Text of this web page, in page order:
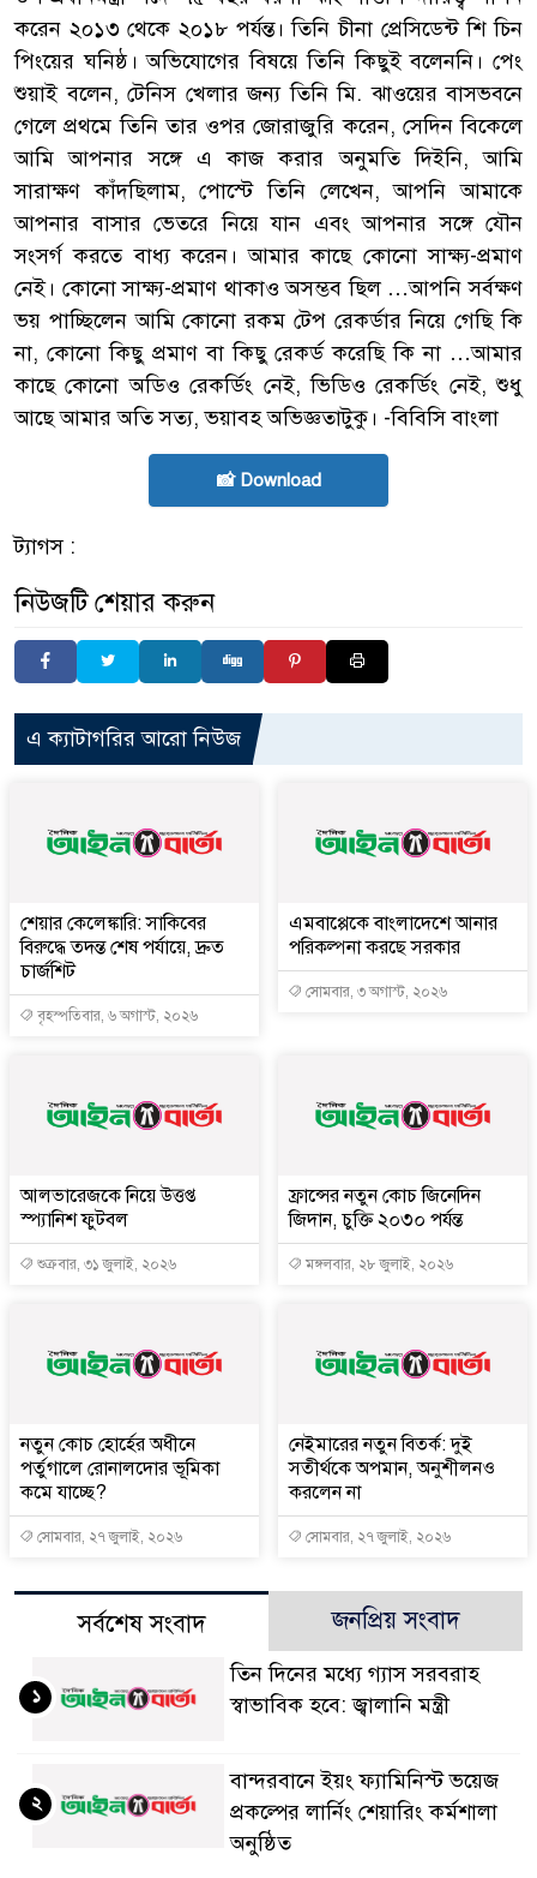
করেন ২০১৩ থেকে ২০১৮ পর্যন্ত। তিনি চীনা প্রেসিডেন্ট শি চিন
পিংয়ের ঘনিষ্ঠ। অভিযোগের বিষয়ে তিনি কিছুই বলেননি। পেং
শুয়াই বলেন, টেনিস খেলার জন্য তিনি মি. ঝাওয়ের বাসভবনে
গেলে প্রথমে তিনি তার ওপর জোরাজুরি করেন, সেদিন বিকেলে
আমি আপনার সঙ্গে এ কাজ করার অনুমতি দিইনি, আমি
সারাক্ষণ কাঁদছিলাম, পোস্টে তিনি লেখেন, আপনি আমাকে
আপনার বাসার ভেতরে নিয়ে যান এবং আপনার সঙ্গে যৌন
সংসর্গ করতে বাধ্য করেন। আমার কাছে কোনো সাক্ষ্য-প্রমাণ
নেই। কোনো সাক্ষ্য-প্রমাণ থাকাও অসম্ভব ছিল …আপনি সর্বক্ষণ
ভয় পাচ্ছিলেন আমি কোনো রকম টেপ রেকর্ডার নিয়ে গেছি কি
না, কোনো কিছু প্রমাণ বা কিছু রেকর্ড করেছি কি না …আমার
কাছে কোনো অডিও রেকর্ডিং নেই, ভিডিও রেকর্ডিং নেই, শুধু
আছে আমার অতি সত্য, ভয়াবহ অভিজ্ঞতাটুকু। -বিবিসি বাংলা
📸 Download
ট্যাগস :
নিউজটি শেয়ার করুন
এ ক্যাটাগরির আরো নিউজ
শেয়ার কেলেঙ্কারি: সাকিবের
বিরুদ্ধে তদন্ত শেষ পর্যায়ে, দ্রুত
চার্জশিট
বৃহস্পতিবার, ৬ অগাস্ট, ২০২৬
এমবাপ্পেকে বাংলাদেশে আনার
পরিকল্পনা করছে সরকার
সোমবার, ৩ অগাস্ট, ২০২৬
আলভারেজকে নিয়ে উত্তপ্ত
স্প্যানিশ ফুটবল
শুক্রবার, ৩১ জুলাই, ২০২৬
ফ্রান্সের নতুন কোচ জিনেদিন
জিদান, চুক্তি ২০৩০ পর্যন্ত
মঙ্গলবার, ২৮ জুলাই, ২০২৬
নতুন কোচ হোর্হের অধীনে
পর্তুগালে রোনালদোর ভূমিকা
কমে যাচ্ছে?
সোমবার, ২৭ জুলাই, ২০২৬
নেইমারের নতুন বিতর্ক: দুই
সতীর্থকে অপমান, অনুশীলনও
করলেন না
সোমবার, ২৭ জুলাই, ২০২৬
সর্বশেষ সংবাদ জনপ্রিয় সংবাদ
তিন দিনের মধ্যে গ্যাস সরবরাহ
স্বাভাবিক হবে: জ্বালানি মন্ত্রী
১
বান্দরবানে ইয়ং ফ্যামিনিস্ট ভয়েজ
প্রকল্পের লার্নিং শেয়ারিং কর্মশালা
অনুষ্ঠিত
২